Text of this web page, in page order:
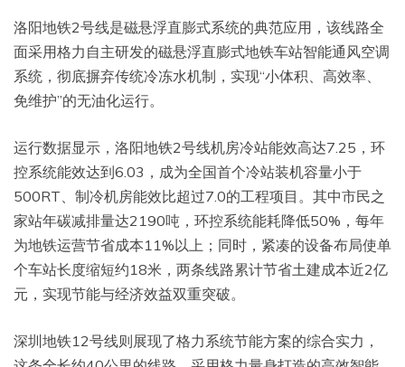
洛阳地铁2号线是磁悬浮直膨式系统的典范应用，该线路全
面采用格力自主研发的磁悬浮直膨式地铁车站智能通风空调
系统，彻底摒弃传统冷冻水机制，实现“小体积、高效率、
免维护”的无油化运行。
运行数据显示，洛阳地铁2号线机房冷站能效高达7.25，环
控系统能效达到6.03，成为全国首个冷站装机容量小于
500RT、制冷机房能效比超过7.0的工程项目。其中市民之
家站年碳减排量达2190吨，环控系统能耗降低50%，每年
为地铁运营节省成本11%以上；同时，紧凑的设备布局使单
个车站长度缩短约18米，两条线路累计节省土建成本近2亿
元，实现节能与经济效益双重突破。
深圳地铁12号线则展现了格力系统节能方案的综合实力，